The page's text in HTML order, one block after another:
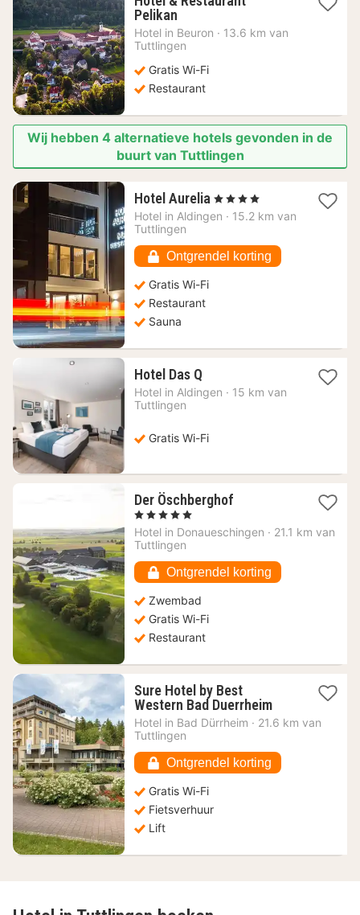
Pelikan1
nacht
vanaf
€
Hotel in Beuron · 13.6 km van
Tuttlingen
Gratis Wi-Fi
Restaurant
Wij hebben 4 alternatieve hotels gevonden in de
buurt van Tuttlingen
Hotel Aurelia 1
nacht
€
, 4 Sterren
Hotel in Aldingen · 15.2 km van
Tuttlingen
Ontgrendel korting
Gratis Wi-Fi
Restaurant
Sauna
Hotel Das Q1
nacht
vanaf
€
Hotel in Aldingen · 15 km van
Tuttlingen
Gratis Wi-Fi
Der Öschberghof1
vanaf
336,86
, 5 Sterren
Hotel in Donaueschingen · 21.1 km van
Tuttlingen
Ontgrendel korting
Zwembad
Gratis Wi-Fi
Restaurant
Sure Hotel by Best
Western Bad Duerrheim1
nacht
Hotel in Bad Dürrheim · 21.6 km van
Tuttlingen
Ontgrendel korting
Gratis Wi-Fi
Fietsverhuur
Lift